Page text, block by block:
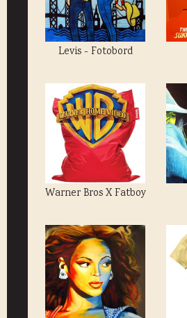
Levis - Fotobord
Warner Bros X Fatboy